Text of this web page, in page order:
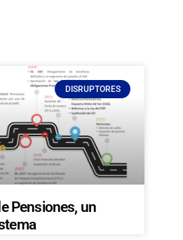
DISRUPTORES
Pensiones, un